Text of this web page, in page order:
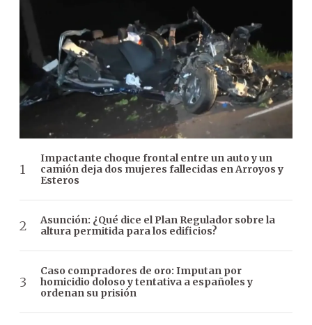
Impactante choque frontal entre un auto y un
camión deja dos mujeres fallecidas en Arroyos y
Esteros
Asunción: ¿Qué dice el Plan Regulador sobre la
altura permitida para los edificios?
Caso compradores de oro: Imputan por
homicidio doloso y tentativa a españoles y
ordenan su prisión